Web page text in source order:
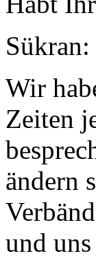
Sükran:
Wir
Zeiten
ändern
und